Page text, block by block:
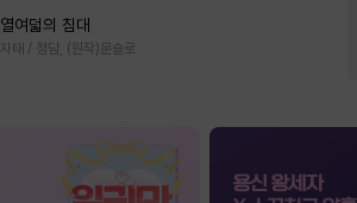
열여덟의 침대
자태 / 청담, (원작)문슬로